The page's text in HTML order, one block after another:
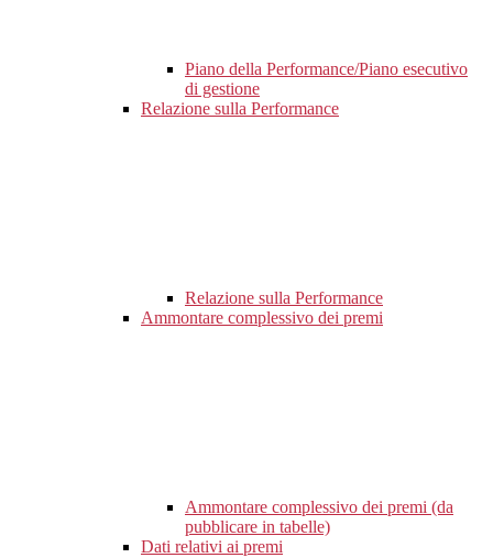
Piano della Performance/Piano esecutivo
di gestione
Relazione sulla Performance
Relazione sulla Performance
Ammontare complessivo dei premi
Ammontare complessivo dei premi (da
pubblicare in tabelle)
Dati relativi ai premi